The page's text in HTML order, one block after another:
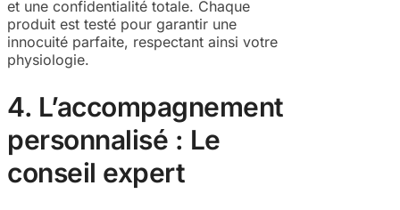
et une confidentialité totale. Chaque
produit est testé pour garantir une
innocuité parfaite, respectant ainsi votre
physiologie.
4. L’accompagnement
personnalisé : Le
conseil expert